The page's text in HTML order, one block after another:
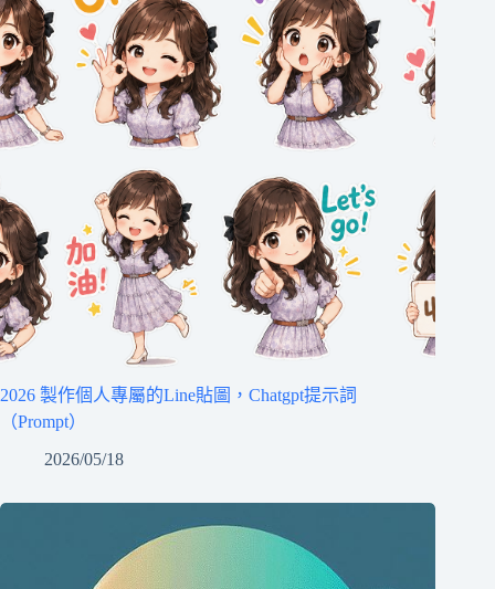
2026 製作個人專屬的Line貼圖，Chatgpt提示詞
（Prompt）
2026/05/18